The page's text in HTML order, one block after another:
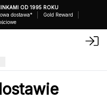
OD 1995 ROKU
dostawa*
Gold Reward